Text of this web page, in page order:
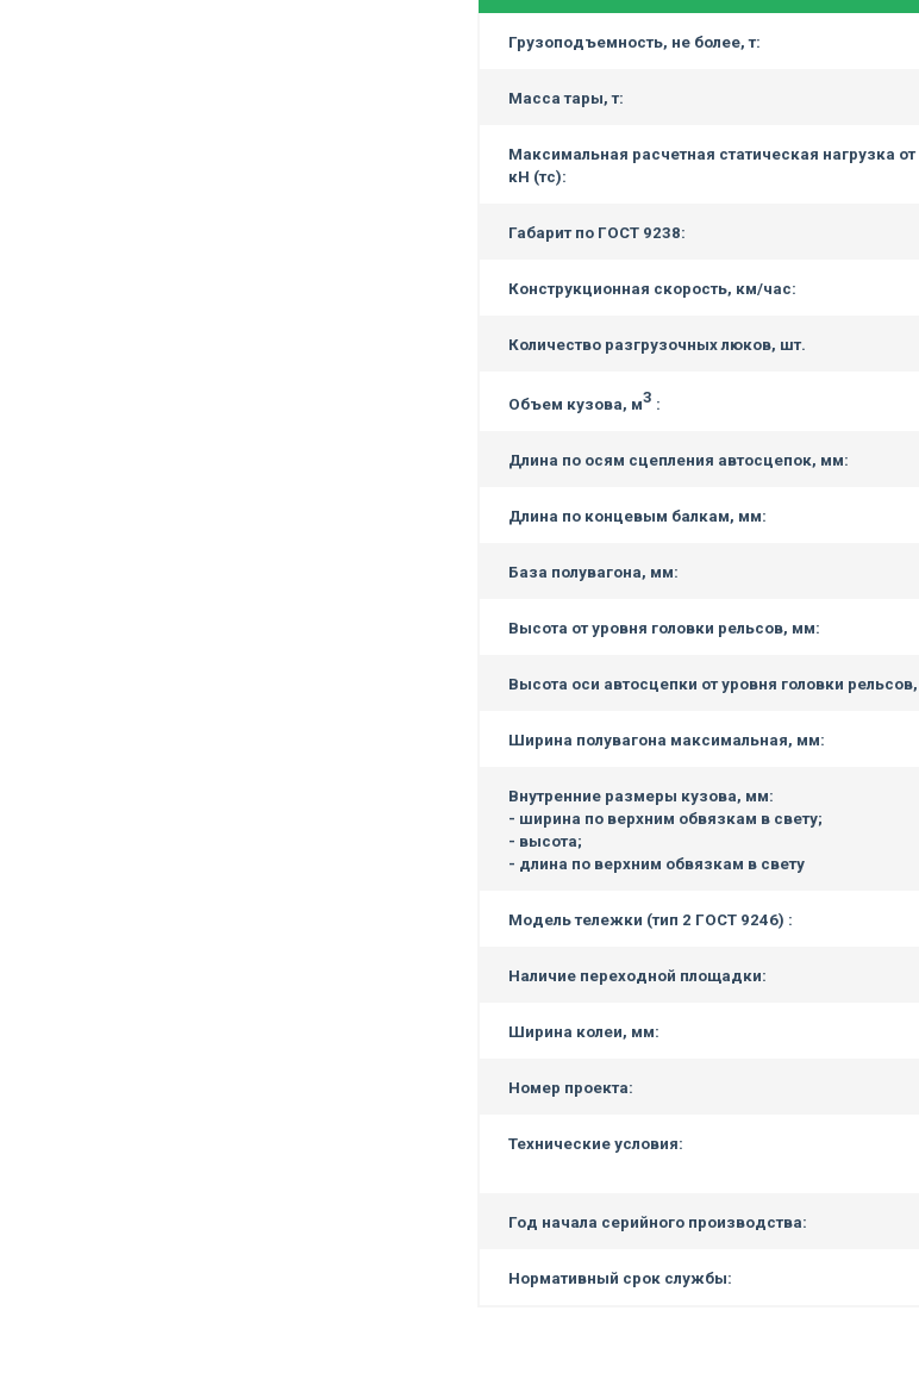
Грузоподъемность, не более, т:
Масса тары, т:
Максимальная расчетная статическая нагрузка
кН (тс):
Габарит по ГОСТ 9238:
Конструкционная скорость, км/час:
Количество разгрузочных люков, шт.
Объем кузова, м3 :
Длина по осям сцепления автосцепок, мм:
Длина по концевым балкам, мм:
База полувагона, мм:
Высота от уровня головки рельсов, мм:
Высота оси автосцепки от уровня головки
Ширина полувагона максимальная, мм:
Внутренние размеры кузова, мм:
- ширина по верхним обвязкам в свету;
- высота;
- длина по верхним обвязкам в свету
Модель тележки (тип 2 ГОСТ 9246) :
Наличие переходной площадки:
Ширина колеи, мм:
Номер проекта:
Технические условия:
Год начала серийного производства:
Нормативный срок службы: